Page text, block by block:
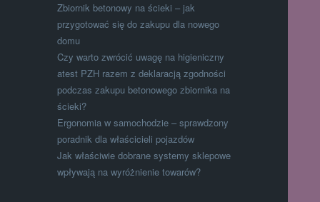
Zbiornik betonowy na ścieki – jak
przygotować się do zakupu dla nowego
domu
Czy warto zwrócić uwagę na higieniczny
atest PZH razem z deklaracją zgodności
podczas zakupu betonowego zbiornika na
ścieki?
Ergonomia w samochodzie – sprawdzony
poradnik dla właścicieli pojazdów
Jak właściwie dobrane systemy sklepowe
wpływają na wyróżnienie towarów?